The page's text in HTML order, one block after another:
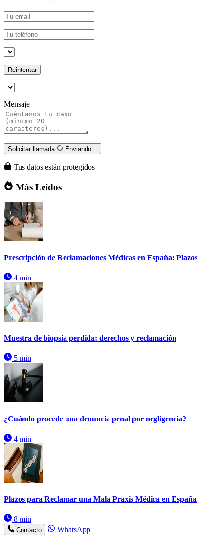
Reintentar
Mensaje
Solicitar llamada Enviando...
Tus datos están protegidos
Más Leídos
Prescripción de Reclamaciones Médicas en España: Plazos
4 min
Muestra de biopsia perdida: derechos y reclamación
5 min
¿Cuándo procede una denuncia penal por negligencia?
4 min
Plazos para Reclamar una Mala Praxis Médica en España
8 min
Contacto
WhatsApp